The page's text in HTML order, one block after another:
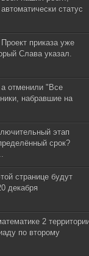
статус
приказа уже
Слава указал.
а отменили "Все
набравшие на
этап
срок?
странице будут
декабря
2
по второму